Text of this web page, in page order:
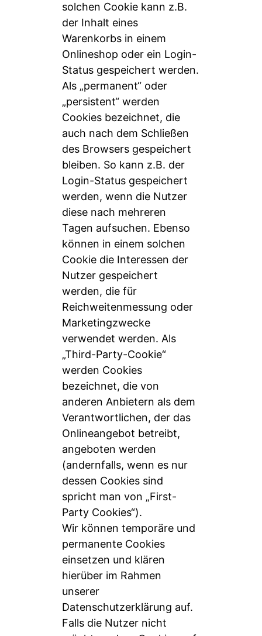
solchen Cookie kann z.B.
der Inhalt eines
Warenkorbs in einem
Onlineshop oder ein Login-
Status gespeichert werden.
Als „permanent“ oder
„persistent“ werden
Cookies bezeichnet, die
auch nach dem Schließen
des Browsers gespeichert
bleiben. So kann z.B. der
Login-Status gespeichert
werden, wenn die Nutzer
diese nach mehreren
Tagen aufsuchen. Ebenso
können in einem solchen
Cookie die Interessen der
Nutzer gespeichert
werden, die für
Reichweitenmessung oder
Marketingzwecke
verwendet werden. Als
„Third-Party-Cookie“
werden Cookies
bezeichnet, die von
anderen Anbietern als dem
Verantwortlichen, der das
Onlineangebot betreibt,
angeboten werden
(andernfalls, wenn es nur
dessen Cookies sind
spricht man von „First-
Party Cookies“).
Wir können temporäre und
permanente Cookies
einsetzen und klären
hierüber im Rahmen
unserer
Datenschutzerklärung auf.
Falls die Nutzer nicht